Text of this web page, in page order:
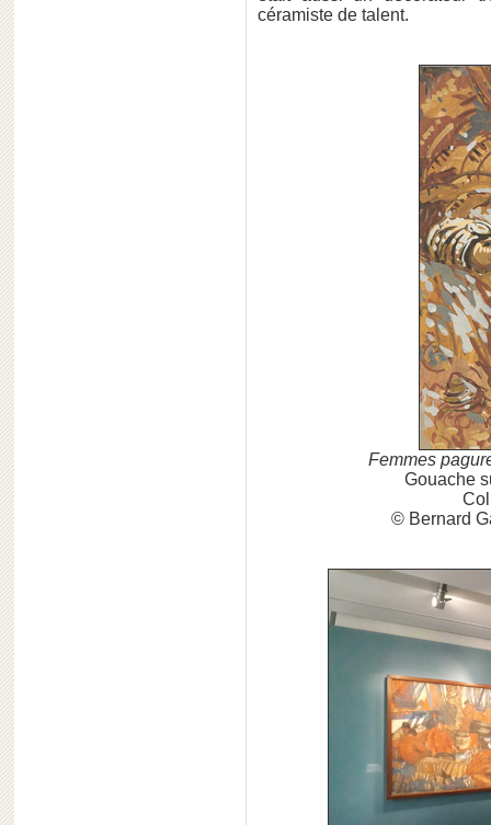
céramiste de talent.
Femmes
Gouache
© Bernard